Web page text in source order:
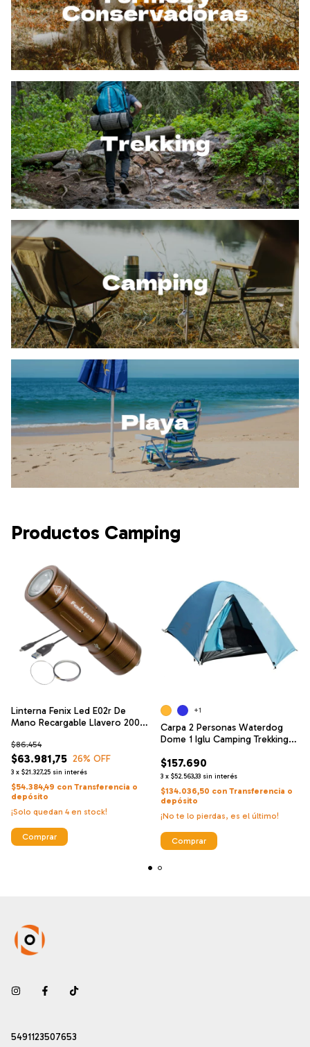
Productos Camping
Linterna Fenix Led E02r De
Mano Recargable Llavero 200l
$63.981,75
$86.454
26% OFF
3 x $21.327,25 sin interés
$54.384,49 con Transferencia o
depósito
¡Solo quedan 4en stock!
Comprar
Carpa 2 Personas Waterdog
Dome 1 Iglu Camping Trekking
$157.690
3 x $52.563,33 sin interés
$134.036,50 con Transferencia o
depósito
¡No te lo pierdas, es el último!
+1
Comprar
5491123507653